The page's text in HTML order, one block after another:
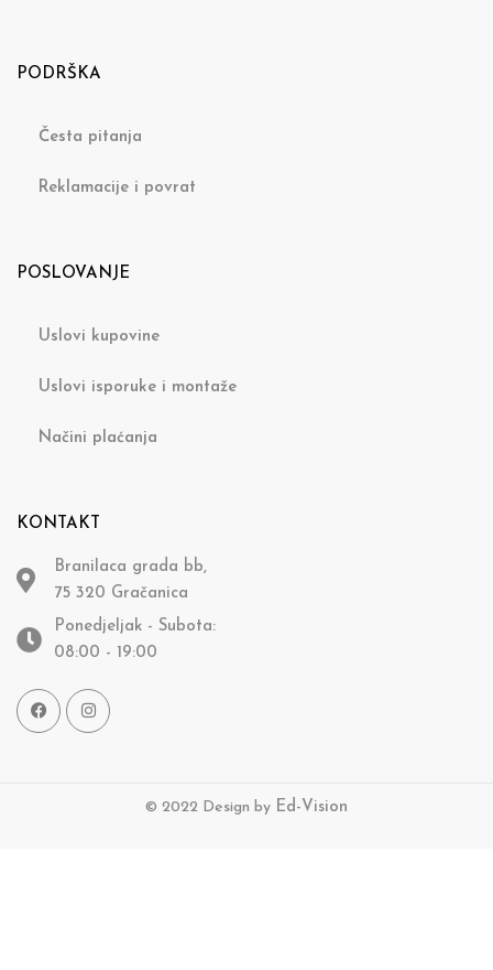
PODRŠKA
Česta pitanja
Reklamacije i povrat
POSLOVANJE
Uslovi kupovine
Uslovi isporuke i montaže
Načini plaćanja
KONTAKT
Branilaca grada bb,
75 320 Gračanica
Ponedjeljak - Subota:
08:00 - 19:00
© 2022 Design by Ed-Vision